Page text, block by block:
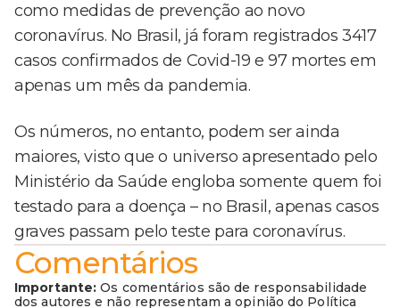
como medidas de prevenção ao novo
coronavírus. No Brasil, já foram registrados 3417
casos confirmados de Covid-19 e 97 mortes em
apenas um mês da pandemia.
Os números, no entanto, podem ser ainda
maiores, visto que o universo apresentado pelo
Ministério da Saúde engloba somente quem foi
testado para a doença – no Brasil, apenas casos
graves passam pelo teste para coronavírus.
Comentários
Importante: Os comentários são de responsabilidade
dos autores e não representam a opinião do Política